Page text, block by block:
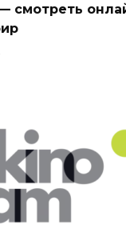
смотреть